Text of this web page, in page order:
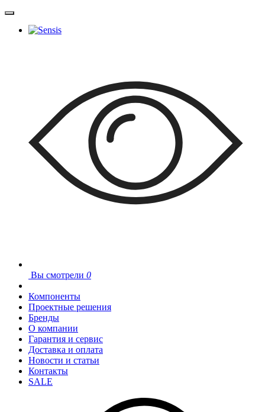
Вы смотрели 0
Компоненты
Проектные решения
Бренды
О компании
Гарантия и сервис
Доставка и оплата
Новости и статьи
Контакты
SALE